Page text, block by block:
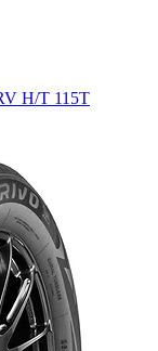
H/T 115T